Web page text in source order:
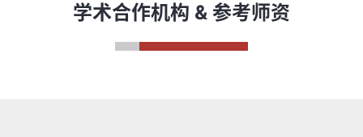
学术合作机构 & 参考师资